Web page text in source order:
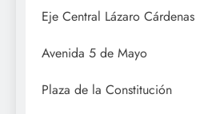
Eje Central Lázaro Cárdenas
Avenida 5 de Mayo
Plaza de la Constitución